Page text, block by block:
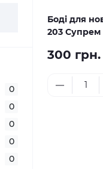
0
0
0
0
0
Боді для
203 Супрем
300 грн.